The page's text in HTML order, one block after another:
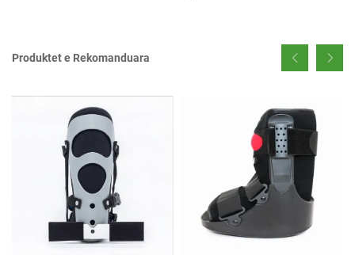
Produktet e Rekomanduara